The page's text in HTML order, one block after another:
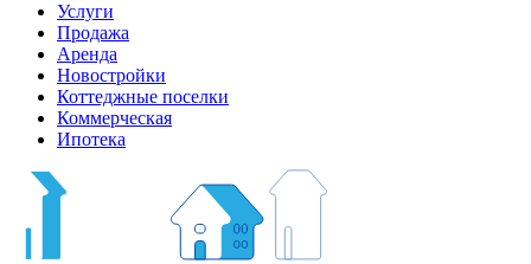
Услуги
Продажа
Аренда
Новостройки
Коттеджные поселки
Коммерческая
Ипотека